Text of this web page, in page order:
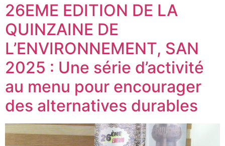
26EME EDITION DE LA
QUINZAINE DE
L’ENVIRONNEMENT, SAN
2025 : Une série d’activité
au menu pour encourager
des alternatives durables